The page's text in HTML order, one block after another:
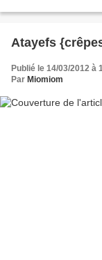
Atayefs
Publié le 14/03/2012 à
Par Miomiom